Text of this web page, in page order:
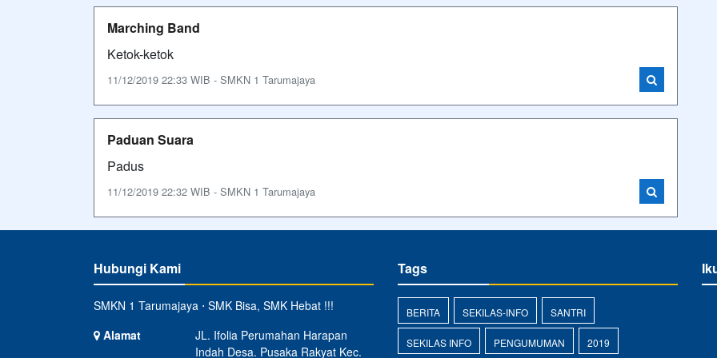
Marching Band
Ketok-ketok
11/12/2019 22:33 WIB - SMKN 1 Tarumajaya
Paduan Suara
Padus
11/12/2019 22:32 WIB - SMKN 1 Tarumajaya
Hubungi Kami
SMKN 1 Tarumajaya ⋅ SMK Bisa, SMK Hebat !!!
Alamat
JL. Ifolia Perumahan Harapan
Indah Desa. Pusaka Rakyat Kec.
Tags
BERITA SEKILAS-INFO SANTRI
SEKILAS INFO PENGUMUMAN 2019